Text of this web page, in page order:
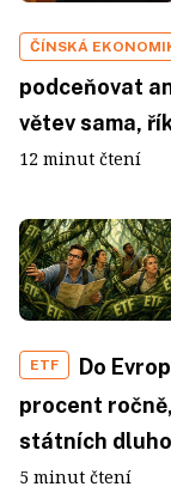
ČÍNSKÁ
podceňovat
větev sama,
12 minut čtení
ETF
Do
procent
státních
5 minut čtení